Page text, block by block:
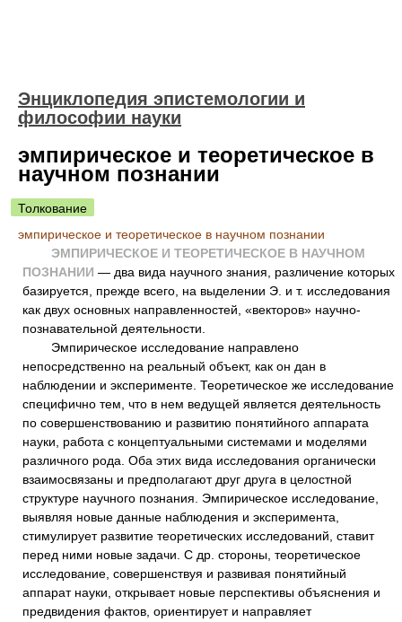
Энциклопедия эпистемологии и
философии науки
эмпирическое и теоретическое в
научном познании
Толкование
эмпирическое и теоретическое в научном познании
ЭМПИРИЧЕСКОЕ И ТЕОРЕТИЧЕСКОЕ В НАУЧНОМ
ПОЗНАНИИ — два вида научного знания, различение которых
базируется, прежде всего, на выделении Э. и т. исследования
как двух основных направленностей, «векторов» научно-
познавательной деятельности.
Эмпирическое исследование направлено
непосредственно на реальный объект, как он дан в
наблюдении и эксперименте. Теоретическое же исследование
специфично тем, что в нем ведущей является деятельность
по совершенствованию и развитию понятийного аппарата
науки, работа с концептуальными системами и моделями
различного рода. Оба этих вида исследования органически
взаимосвязаны и предполагают друг друга в целостной
структуре научного познания. Эмпирическое исследование,
выявляя новые данные наблюдения и эксперимента,
стимулирует развитие теоретических исследований, ставит
перед ними новые задачи. С др. стороны, теоретическое
исследование, совершенствуя и развивая понятийный
аппарат науки, открывает новые перспективы объяснения и
предвидения фактов, ориентирует и направляет